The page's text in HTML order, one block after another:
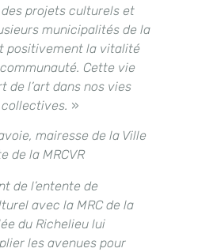
projets culturels et
municipalités de la
positivement la vitalité
Cette vie
de l’art dans nos vies
»
mairesse de la Ville
de la MRCVR
de l’entente de
avec la MRC de la
du Richelieu lui
les avenues pour